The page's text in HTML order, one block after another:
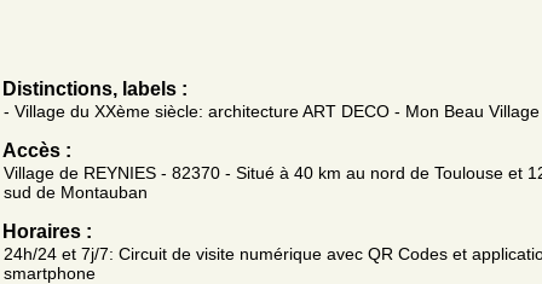
Distinctions, labels :
- Village du XXème siècle: architecture ART DECO - Mon Beau
Accès :
Village de REYNIES - 82370 - Situé à 40 km au nord de Toulouse et
sud de Montauban
Horaires :
24h/24 et 7j/7: Circuit de visite numérique avec QR Codes et
smartphone